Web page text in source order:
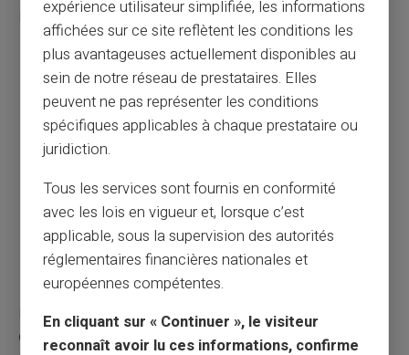
Les mesures préventives essentielles incluent :
Ne jamais divulguer d'informations sensibles par e-
mail ou téléphone
Vérifier systématiquement les bénéficiaires et RIB
avant tout virement
Utiliser des solutions d'authentification forte
proposées par votre banque
Signaler immédiatement tout message suspect
aux organismes dédiés
Mettre en place des contrôles internes pour les
entreprises
La vérification systématique constitue votre meilleure
défense. Face à toute demande inhabituelle, prenez le
expérience utilisateur simplifiée, les informations
affichées sur ce site reflètent les conditions les
plus avantageuses actuellement disponibles au
sein de notre réseau de prestataires. Elles
peuvent ne pas représenter les conditions
spécifiques applicables à chaque prestataire ou
juridiction.
Tous les services sont fournis en conformité
avec les lois en vigueur et, lorsque c’est
applicable, sous la supervision des autorités
réglementaires financières nationales et
européennes compétentes.
En cliquant sur « Continuer », le visiteur
reconnaît avoir lu ces informations, confirme